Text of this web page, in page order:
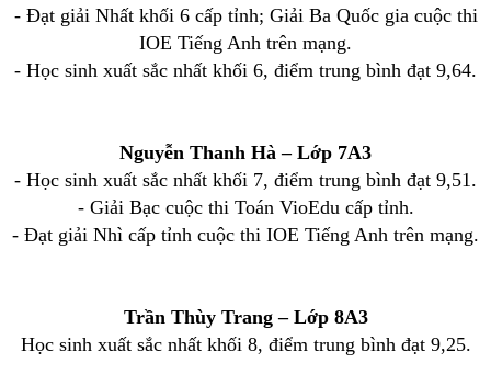
- Đạt giải Nhất khối 6 cấp tỉnh; Giải Ba Quốc gia cuộc thi
IOE Tiếng Anh trên mạng.
- Học sinh xuất sắc nhất khối 6, điểm trung bình đạt 9,64.
Nguyễn Thanh Hà – Lớp 7A3
- Học sinh xuất sắc nhất khối 7, điểm trung bình đạt 9,51.
- Giải Bạc cuộc thi Toán VioEdu cấp tỉnh.
- Đạt giải Nhì cấp tỉnh cuộc thi IOE Tiếng Anh trên mạng.
Trần Thùy Trang – Lớp 8A3
Học sinh xuất sắc nhất khối 8, điểm trung bình đạt 9,25.